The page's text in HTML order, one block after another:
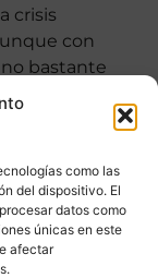
como las
del dispositivo. El
datos como
únicas en este
afectar
crisis
con
bastante
en esta
En
sucede